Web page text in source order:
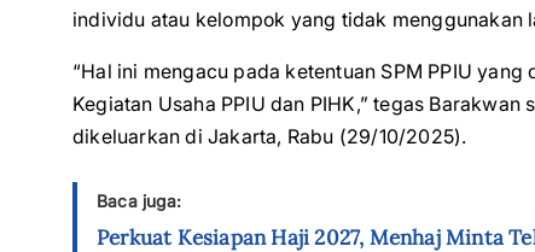
individu atau kelompok yang tidak menggunakan
“Hal ini mengacu pada ketentuan SPM PPIU
Kegiatan Usaha PPIU dan PIHK,” tegas
dikeluarkan di Jakarta, Rabu (29/10/2025).
Baca juga:
Perkuat Kesiapan Haji 2027, Menhaj Minta